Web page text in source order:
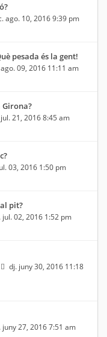
ago. 10, 2016 9:39 pm
pesada és la gent!
09, 2016 11:11 am
21, 2016 8:45 am
03, 2016 1:50 pm
pit?
jul. 02, 2016 1:52 pm
dj. juny 30, 2016 11:18
juny 27, 2016 7:51 am